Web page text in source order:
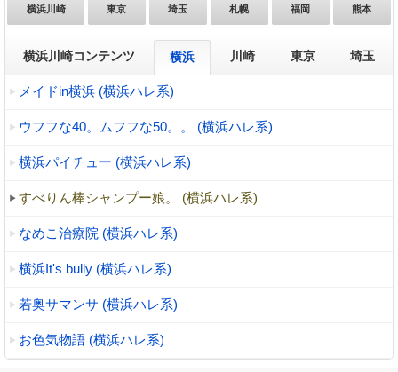
横浜川崎 東京 埼玉 札幌 福岡 熊本
横浜川崎コンテンツ 横浜 川崎 東京 埼玉
メイドin横浜 (横浜ハレ系)
ウフフな40。ムフフな50。。 (横浜ハレ系)
横浜パイチュー (横浜ハレ系)
すべりん棒シャンプー娘。 (横浜ハレ系)
なめこ治療院 (横浜ハレ系)
横浜It's bully (横浜ハレ系)
若奥サマンサ (横浜ハレ系)
お色気物語 (横浜ハレ系)